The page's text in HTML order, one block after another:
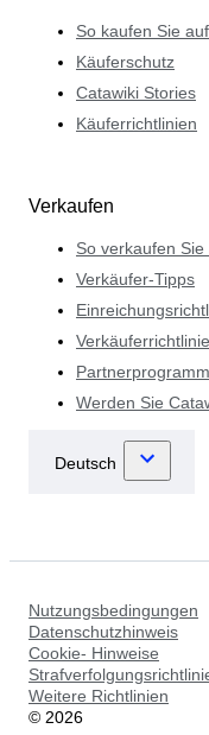
So kaufen Sie
Käuferschutz
Catawiki Stories
Käuferrichtlinien
Verkaufen
So verkaufen
Verkäufer-Tipps
Partnerprogramm
Werden Sie
Nutzungsbedingungen
Datenschutzhinweis
Cookie- Hinweise
Weitere Richtlinien
© 2026